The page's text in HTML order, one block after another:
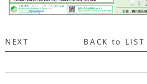
NEXT BACK to LIST